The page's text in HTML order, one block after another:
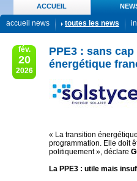
ACCUEIL
accueil news toutes les news
fév.
20
2026
PPE3 : sans
énergétique
« La transition
programmation. Elle doit
politiquement », déclare
La PPE3 : utile mais